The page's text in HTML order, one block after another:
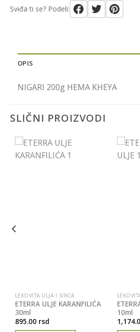
Sviđa ti se? Podeli:
OPIS
NIGARI 200g HEMA KHEYA
SLIČNI PROIZVODI
LEKOVITA ULJA I SIRĆA
ETERRA ULJE KARANFILIĆA
30ml
895.00 rsd
10ml